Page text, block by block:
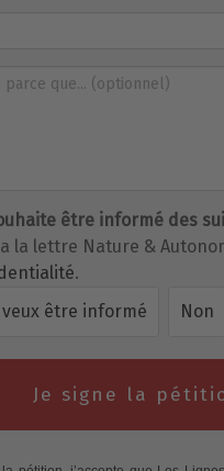
être informé des
la lettre Nature &
.
veux être informé
Non
Je signe la